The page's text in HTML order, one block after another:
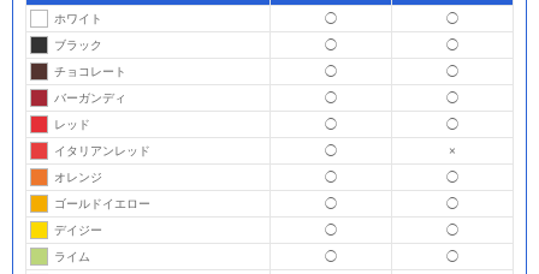
ホワイト
◯
◯
ブラック
◯
◯
チョコレート
◯
◯
バーガンディ
◯
◯
レッド
◯
◯
イタリアンレッド
◯
×
オレンジ
◯
◯
ゴールドイエロー
◯
◯
デイジー
◯
◯
ライム
◯
◯